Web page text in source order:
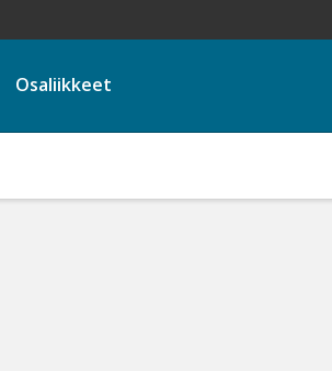
Osaliikkeet